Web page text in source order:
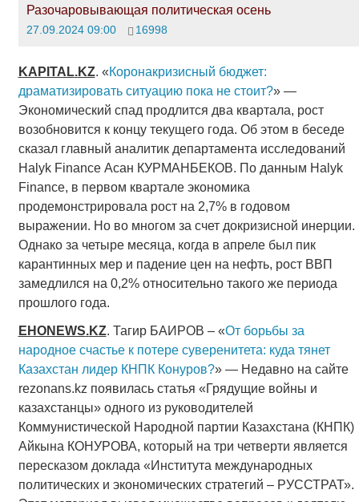
Разочаровывающая политическая осень
27.09.2024 09:00 16998
KAPITAL.KZ. «Коронакризисный бюджет:
драматизировать ситуацию пока не стоит?» —
Экономический спад продлится два квартала, рост
возобновится к концу текущего года. Об этом в беседе
сказал главный аналитик департамента исследований
Halyk Finance Асан КУРМАНБЕКОВ. По данным Halyk
Finance, в первом квартале экономика
продемонстрировала рост на 2,7% в годовом
выражении. Но во многом за счет докризисной инерции.
Однако за четыре месяца, когда в апреле был пик
карантинных мер и падение цен на нефть, рост ВВП
замедлился на 0,2% относительно такого же периода
прошлого года.
EHONEWS.KZ. Тагир БАИРОВ – «От борьбы за
народное счастье к потере суверенитета: куда тянет
Казахстан лидер КНПК Конуров?» — Недавно на сайте
rezonans.kz появилась статья «Грядущие войны и
казахстанцы» одного из руководителей
Коммунистической Народной партии Казахстана (КНПК)
Айкына КОНУРОВА, который на три четверти является
пересказом доклада «Института международных
политических и экономических стратегий – РУССТРАТ».